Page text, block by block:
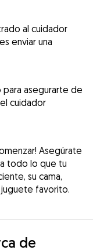
al cuidador
enviar una
asegurarte de
cuidador
Asegúrate
todo lo que tu
su cama,
juguete favorito.
de